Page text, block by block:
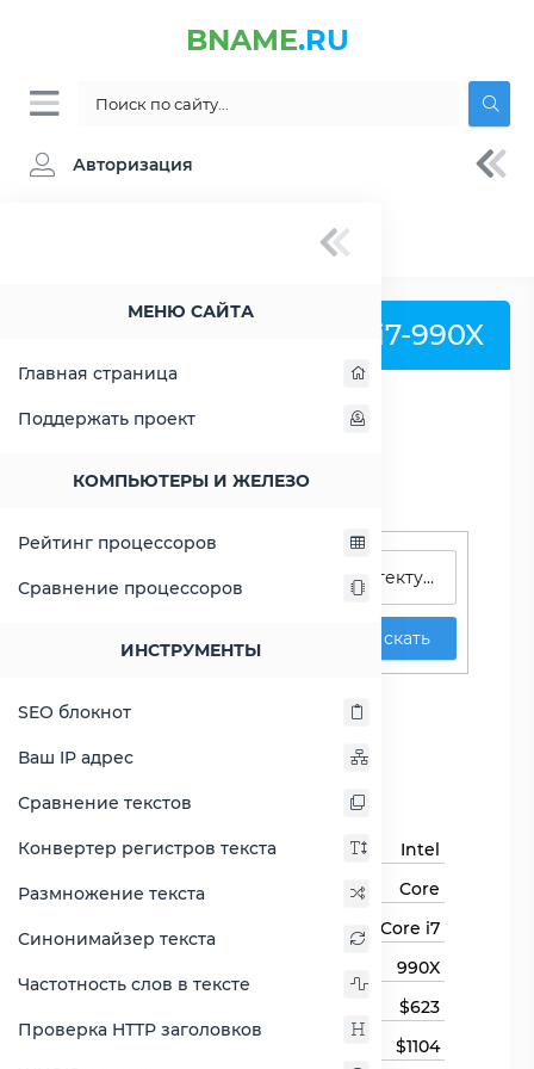
BNAME.RU
Авторизация
МЕНЮ САЙТА
Главная страница
Поддержать проект
КОМПЬЮТЕРЫ И ЖЕЛЕЗО
Рейтинг процессоров
Сравнение процессоров
ИНСТРУМЕНТЫ
SEO блокнот
Ваш IP адрес
Сравнение текстов
Конвертер регистров текста
Размножение текста
Синонимайзер текста
Частотность слов в тексте
Проверка HTTP заголовков
» Процессор Intel Core i7-990X -
Процессор Intel Core i7-990X
РАСШИРИТЬ СЛЕВА
Искать
Core i7-990X
Сравнить Core i7-990X
Основная информация
Бренд
Intel
Семейство процессоров
Core
Линейка процессора
Core i7
990X
$623
Цена на момент выхода
$1104